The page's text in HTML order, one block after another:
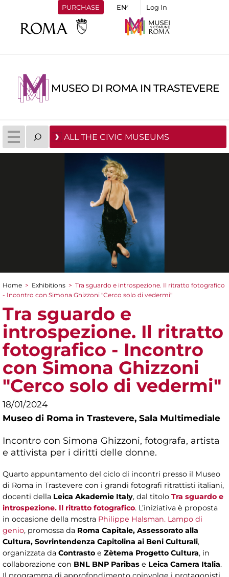
PURCHASE Log In
MUSEO DI ROMA IN TRASTEVERE
ALL THE CIVIC MUSEUMS
You are here
Home > Exhibitions > Tra sguardo e introspezione. Il ritratto fotografico
- Incontro con Simona Ghizzoni "Cerco solo di vedermi"
Tra sguardo e
introspezione. Il ritratto
fotografico - Incontro
con Simona Ghizzoni
"Cerco solo di vedermi"
18/01/2024
Museo di Roma in Trastevere, Sala Multimediale
Incontro con Simona Ghizzoni, fotografa, artista
e attivista per i diritti delle donne.
Quarto appuntamento del ciclo di incontri presso il Museo
di Roma in Trastevere con i grandi fotografi ritrattisti italiani,
docenti della Leica Akademie Italy, dal titolo Tra sguardo e
introspezione. Il ritratto fotografico. L’iniziativa è proposta
in occasione della mostra Philippe Halsman. Lampo di
genio, promossa da Roma Capitale, Assessorato alla
Cultura, Sovrintendenza Capitolina ai Beni Culturali,
organizzata da Contrasto e Zètema Progetto Cultura, in
collaborazione con BNL BNP Paribas e Leica Camera Italia.